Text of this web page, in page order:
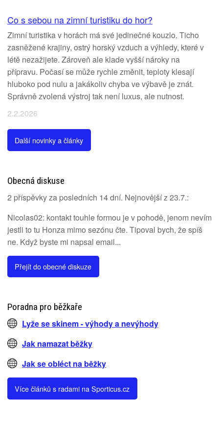
Co s sebou na zimní turistiku do hor?
Zimní turistika v horách má své jedinečné kouzlo. Ticho
zasněžené krajiny, ostrý horský vzduch a výhledy, které v
létě nezažijete. Zároveň ale klade vyšší nároky na
přípravu. Počasí se může rychle změnit, teploty klesají
hluboko pod nulu a jakákoliv chyba ve výbavě je znát.
Správně zvolená výstroj tak není luxus, ale nutnost.
2.2.2026
Další novinky a články
Obecná diskuse
2 příspěvky za posledních 14 dní. Nejnovější z 23.7.:
Nicolas02: kontakt touhle formou je v pohodě, jenom nevím
jestli to tu Honza mimo sezónu čte. Tipoval bych, že spíš
ne. Když byste mi napsal email...
Přejít do obecné diskuze
Poradna pro běžkaře
Lyže se skinem - výhody a nevýhody
Jak namazat běžky
Jak se obléct na běžky
Více článků s radami na Sporticus.cz